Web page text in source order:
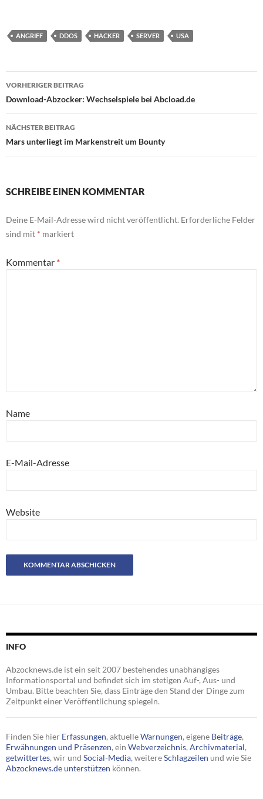
ANGRIFF DDOS HACKER SERVER USA
Beitragsnavigation
VORHERIGER BEITRAG
Download-Abzocker: Wechselspiele bei Abcload.de
NÄCHSTER BEITRAG
Mars unterliegt im Markenstreit um Bounty
SCHREIBE EINEN KOMMENTAR
Deine E-Mail-Adresse wird nicht veröffentlicht. Erforderliche Felder
sind mit * markiert
Kommentar *
Name
E-Mail-Adresse
Website
INFO
Abzocknews.de ist ein seit 2007 bestehendes unabhängiges
Informationsportal und befindet sich im stetigen Auf-, Aus- und
Umbau. Bitte beachten Sie, dass Einträge den Stand der Dinge zum
Zeitpunkt einer Veröffentlichung spiegeln.
Finden Sie hier Erfassungen, aktuelleWarnungen, eigene Beiträge,
Erwähnungen und Präsenzen, ein Webverzeichnis, Archivmaterial,
getwittertes, wir und Social-Media, weitereSchlagzeilen und wie Sie
Abzocknews.de unterstützen können.